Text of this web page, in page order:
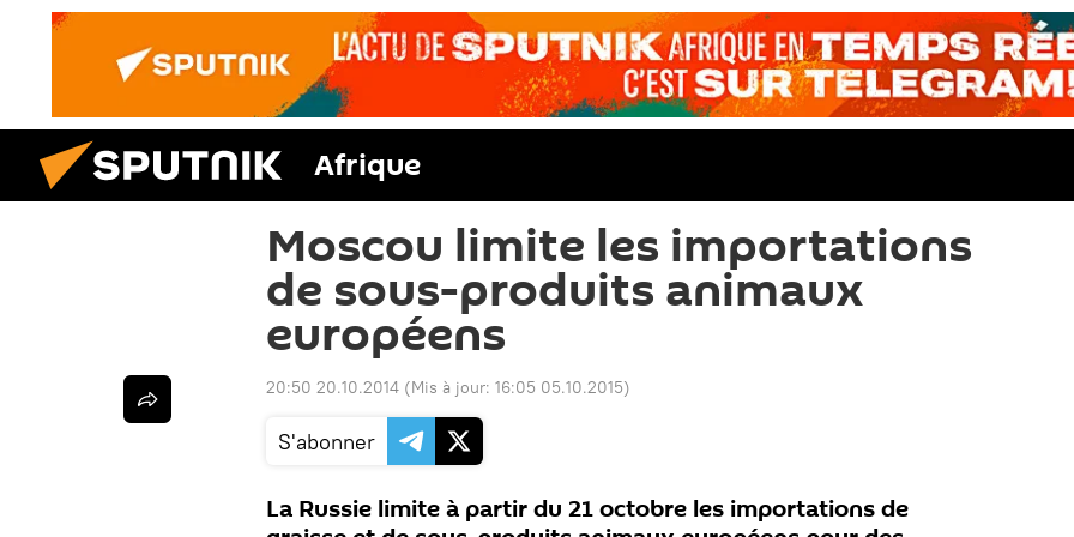
Afrique
Moscou limite les importations
de sous-produits animaux
européens
20:50 20.10.2014 (Mis à jour: 16:05 05.10.2015)
S'abonner
La Russie limite à partir du 21 octobre les importations de